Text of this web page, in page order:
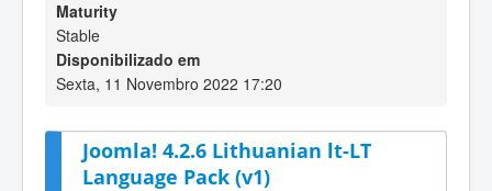
Maturity
Stable
Disponibilizado em
Sexta, 11 Novembro 2022 17:20
Joomla! 4.2.6 Lithuanian lt-LT
Language Pack (v1)